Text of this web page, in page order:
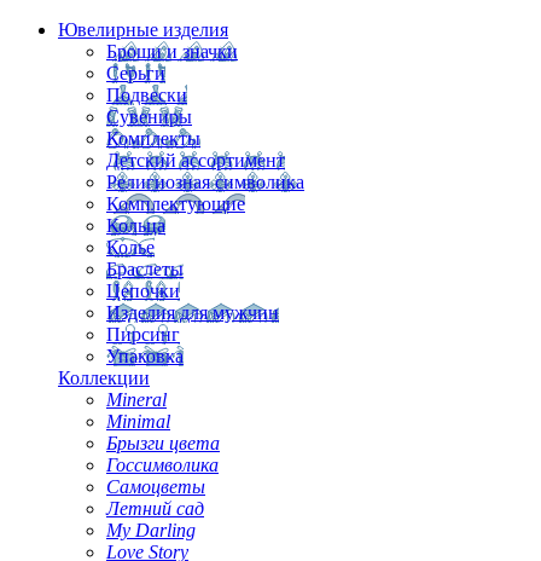
Ювелирные изделия
Броши и значки
Серьги
Подвески
Сувениры
Комплекты
Детский ассортимент
Религиозная символика
Комплектующие
Кольца
Колье
Браслеты
Цепочки
Изделия для мужчин
Пирсинг
Упаковка
Коллекции
Mineral
Minimal
Брызги цвета
Госсимволика
Самоцветы
Летний сад
My Darling
Love Story